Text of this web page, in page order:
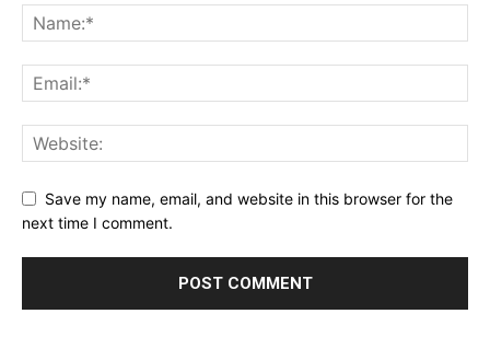
Save my name, email, and website in this browser for the
next time I comment.